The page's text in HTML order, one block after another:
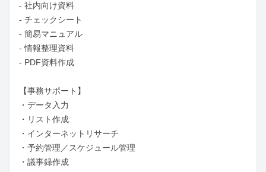
- 社内向け資料
- チェックシート
- 簡易マニュアル
- 情報整理資料
- PDF資料作成
【事務サポート】
・データ入力
・リスト作成
・インターネットリサーチ
・予約管理／スケジュール管理
・議事録作成